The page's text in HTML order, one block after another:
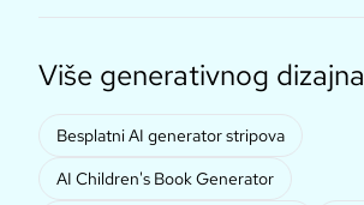
Više generativnog dizajna
Besplatni AI generator stripova
AI Children's Book Generator